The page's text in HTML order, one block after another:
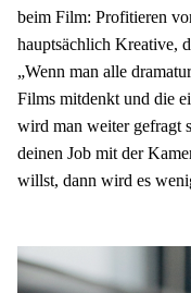
beim Film: Profitieren
hauptsächlich Kreative,
„Wenn man alle
Films mitdenkt und die
wird man weiter gefragt
deinen Job mit der
willst, dann wird es